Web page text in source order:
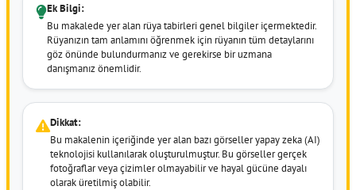
Ek Bilgi:
Bu makalede yer alan rüya tabirleri genel bilgiler içermektedir.
Rüyanızın tam anlamını öğrenmek için rüyanın tüm detaylarını
göz önünde bulundurmanız ve gerekirse bir uzmana
danışmanız önemlidir.
Dikkat:
Bu makalenin içeriğinde yer alan bazı görseller yapay zeka (AI)
teknolojisi kullanılarak oluşturulmuştur. Bu görseller gerçek
fotoğraflar veya çizimler olmayabilir ve hayal gücüne dayalı
olarak üretilmiş olabilir.